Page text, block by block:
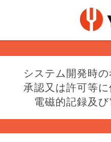
システム開発時
承認又は許可等
電磁的記録及び